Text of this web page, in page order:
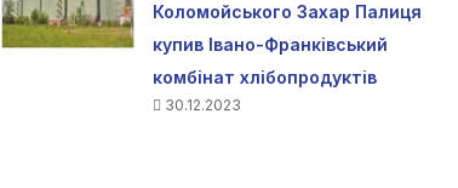
Коломойського Захар Палиця
купив Івано-Франківський
комбінат хлібопродуктів
30.12.2023